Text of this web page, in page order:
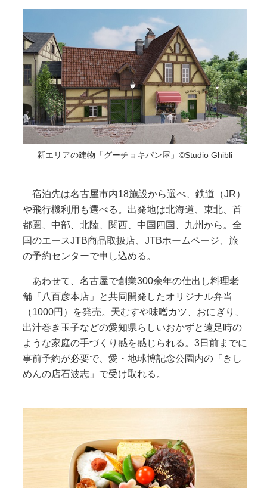
新エリアの建物「グーチョキパン屋」©Studio Ghibli
宿泊先は名古屋市内18施設から選べ、鉄道（JR）
や飛行機利用も選べる。出発地は北海道、東北、首
都圏、中部、北陸、関西、中国四国、九州から。全
国のエースJTB商品取扱店、JTBホームページ、旅
の予約センターで申し込める。
あわせて、名古屋で創業300余年の仕出し料理老
舗「八百彦本店」と共同開発したオリジナル弁当
（1000円）を発売。天むすや味噌カツ、おにぎり、
出汁巻き玉子などの愛知県らしいおかずと遠足時の
ような家庭の手づくり感を感じられる。3日前までに
事前予約が必要で、愛・地球博記念公園内の「きし
めんの店石波志」で受け取れる。